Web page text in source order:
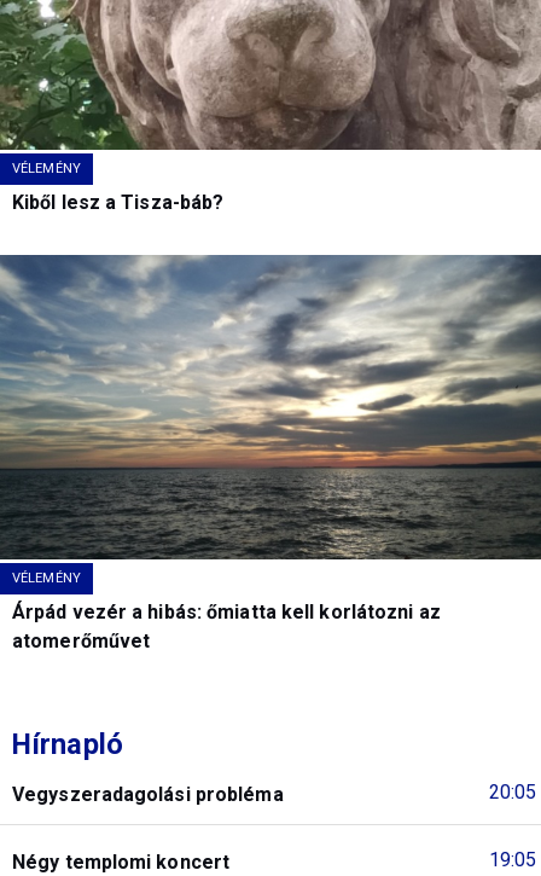
VÉLEMÉNY
Kiből lesz a Tisza-báb?
VÉLEMÉNY
Árpád vezér a hibás: őmiatta kell korlátozni az
atomerőművet
Hírnapló
20:05
Vegyszeradagolási probléma
19:05
Négy templomi koncert